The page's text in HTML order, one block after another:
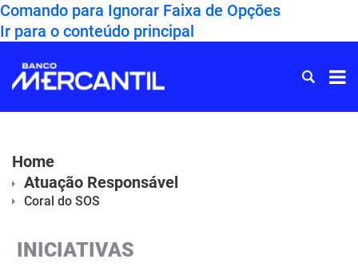
Comando para Ignorar Faixa de Opções
Ir para o conteúdo principal
para
Home
Home
Atuação Responsável
Coral do SOS
INICIATIVAS